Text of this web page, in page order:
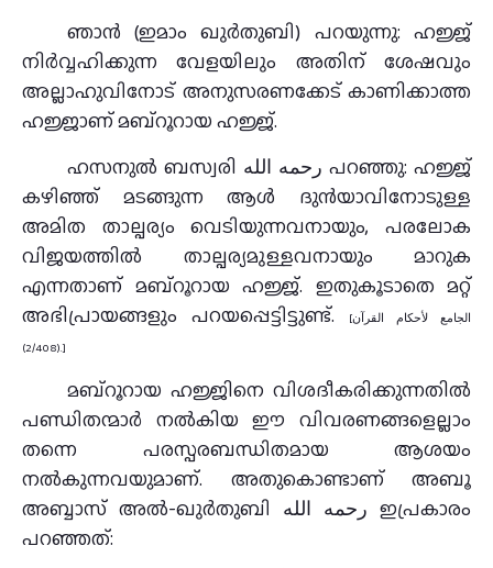
ഞാൻ (ഇമാം ഖുർതുബി) പറയുന്നു: ഹജ്ജ്
നിർവ്വഹിക്കുന്ന വേളയിലും അതിന് ശേഷവും
അല്ലാഹുവിനോട് അനുസരണക്കേട് കാണിക്കാത്ത
ഹജ്ജാണ് മബ്റൂറായ ഹജ്ജ്.
ഹസനുൽ ബസ്വരി رحمه الله പറഞ്ഞു: ഹജ്ജ്
കഴിഞ്ഞ് മടങ്ങുന്ന ആൾ ദുൻയാവിനോടുള്ള
അമിത താല്പര്യം വെടിയുന്നവനായും, പരലോക
വിജയത്തിൽ താല്പര്യമുള്ളവനായും മാറുക
എന്നതാണ് മബ്റൂറായ ഹജ്ജ്. ഇതുകൂടാതെ മറ്റ്
അഭിപ്രായങ്ങളും പറയപ്പെട്ടിട്ടുണ്ട്.
[الجامع لأحكام القرآن
(2/408).]
മബ്റൂറായ ഹജ്ജിനെ വിശദീകരിക്കുന്നതിൽ
പണ്ഡിതന്മാർ നൽകിയ ഈ വിവരണങ്ങളെല്ലാം
തന്നെ പരസ്പരബന്ധിതമായ ആശയം
നൽകുന്നവയുമാണ്. അതുകൊണ്ടാണ് അബൂ
അബ്ബാസ് അൽ-ഖുർതുബി رحمه الله ഇപ്രകാരം
പറഞ്ഞത്: